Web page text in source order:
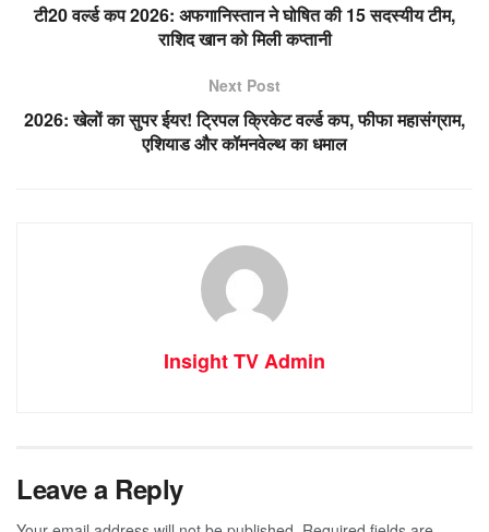
टी20 वर्ल्ड कप 2026: अफगानिस्तान ने घोषित की 15 सदस्यीय टीम,
राशिद खान को मिली कप्तानी
Next Post
2026: खेलों का सुपर ईयर! ट्रिपल क्रिकेट वर्ल्ड कप, फीफा महासंग्राम,
एशियाड और कॉमनवेल्थ का धमाल
Insight TV Admin
Leave a Reply